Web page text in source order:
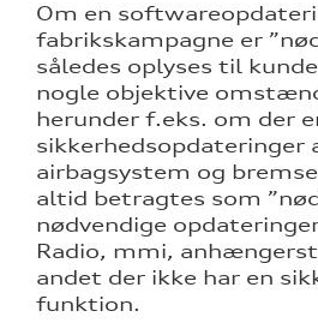
Om en
fabrikskampagne er
således oplyses til
nogle objektive
herunder f.eks. om der
sikkerhedsopdateringer
airbagsystem og
altid betragtes som
nødvendige
Radio, mmi,
andet der ikke har en
funktion.